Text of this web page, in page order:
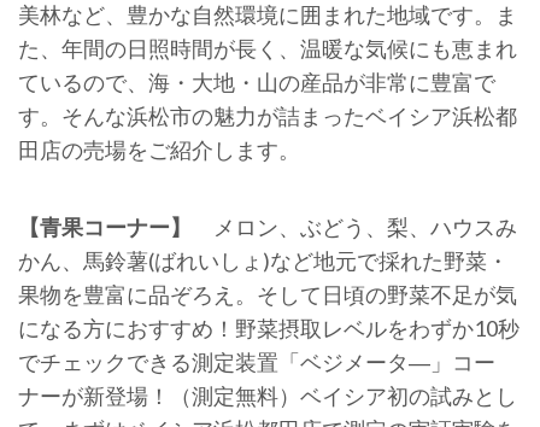
美林など、豊かな自然環境に囲まれた地域です。ま
た、年間の日照時間が長く、温暖な気候にも恵まれ
ているので、海・大地・山の産品が非常に豊富で
す。そんな浜松市の魅力が詰まったベイシア浜松都
田店の売場をご紹介します。
【青果コーナー】
メロン、ぶどう、梨、ハウスみ
かん、馬鈴薯(ばれいしょ)など地元で採れた野菜・
果物を豊富に品ぞろえ。そして日頃の野菜不足が気
になる方におすすめ！野菜摂取レベルをわずか10秒
でチェックできる測定装置「ベジメータ―」コー
ナーが新登場！（測定無料）ベイシア初の試みとし